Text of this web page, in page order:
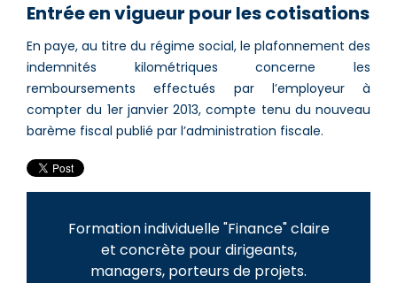
Entrée en vigueur pour les cotisations
En paye, au titre du régime social, le plafonnement des
indemnités kilométriques concerne les
remboursements effectués par l’employeur à
compter du 1er janvier 2013, compte tenu du nouveau
barème fiscal publié par l’administration fiscale.
Formation individuelle "Finance" claire
et concrète pour dirigeants,
managers, porteurs de projets.